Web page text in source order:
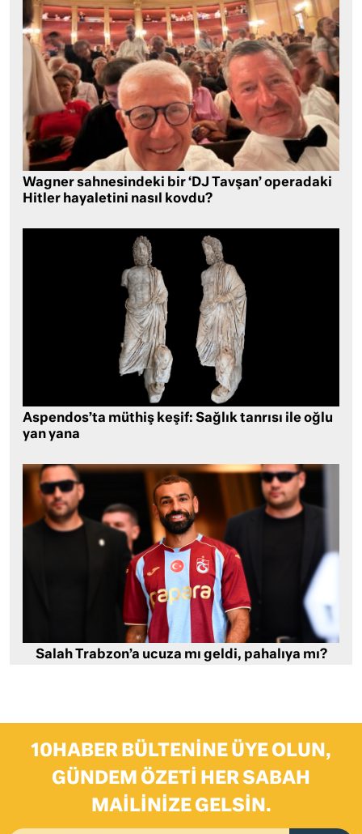
Wagner sahnesindeki bir ‘DJ Tavşan’ operadaki
Hitler hayaletini nasıl kovdu?
Aspendos’ta müthiş keşif: Sağlık tanrısı ile oğlu
yan yana
Salah Trabzon’a ucuza mı geldi, pahalıya mı?
10HABER BÜLTENINE ÜYE OLUN,
GÜNDEM ÖZETI HER SABAH
MAILINIZE GELSIN.